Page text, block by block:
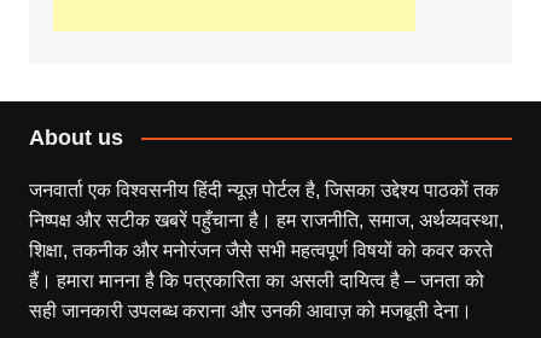
About us
जनवार्ता एक विश्वसनीय हिंदी न्यूज़ पोर्टल है, जिसका उद्देश्य पाठकों तक
निष्पक्ष और सटीक खबरें पहुँचाना है। हम राजनीति, समाज, अर्थव्यवस्था,
शिक्षा, तकनीक और मनोरंजन जैसे सभी महत्वपूर्ण विषयों को कवर करते
हैं। हमारा मानना है कि पत्रकारिता का असली दायित्व है – जनता को
सही जानकारी उपलब्ध कराना और उनकी आवाज़ को मजबूती देना।